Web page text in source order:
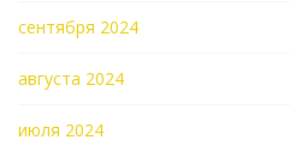
сентября 2024
августа 2024
июля 2024